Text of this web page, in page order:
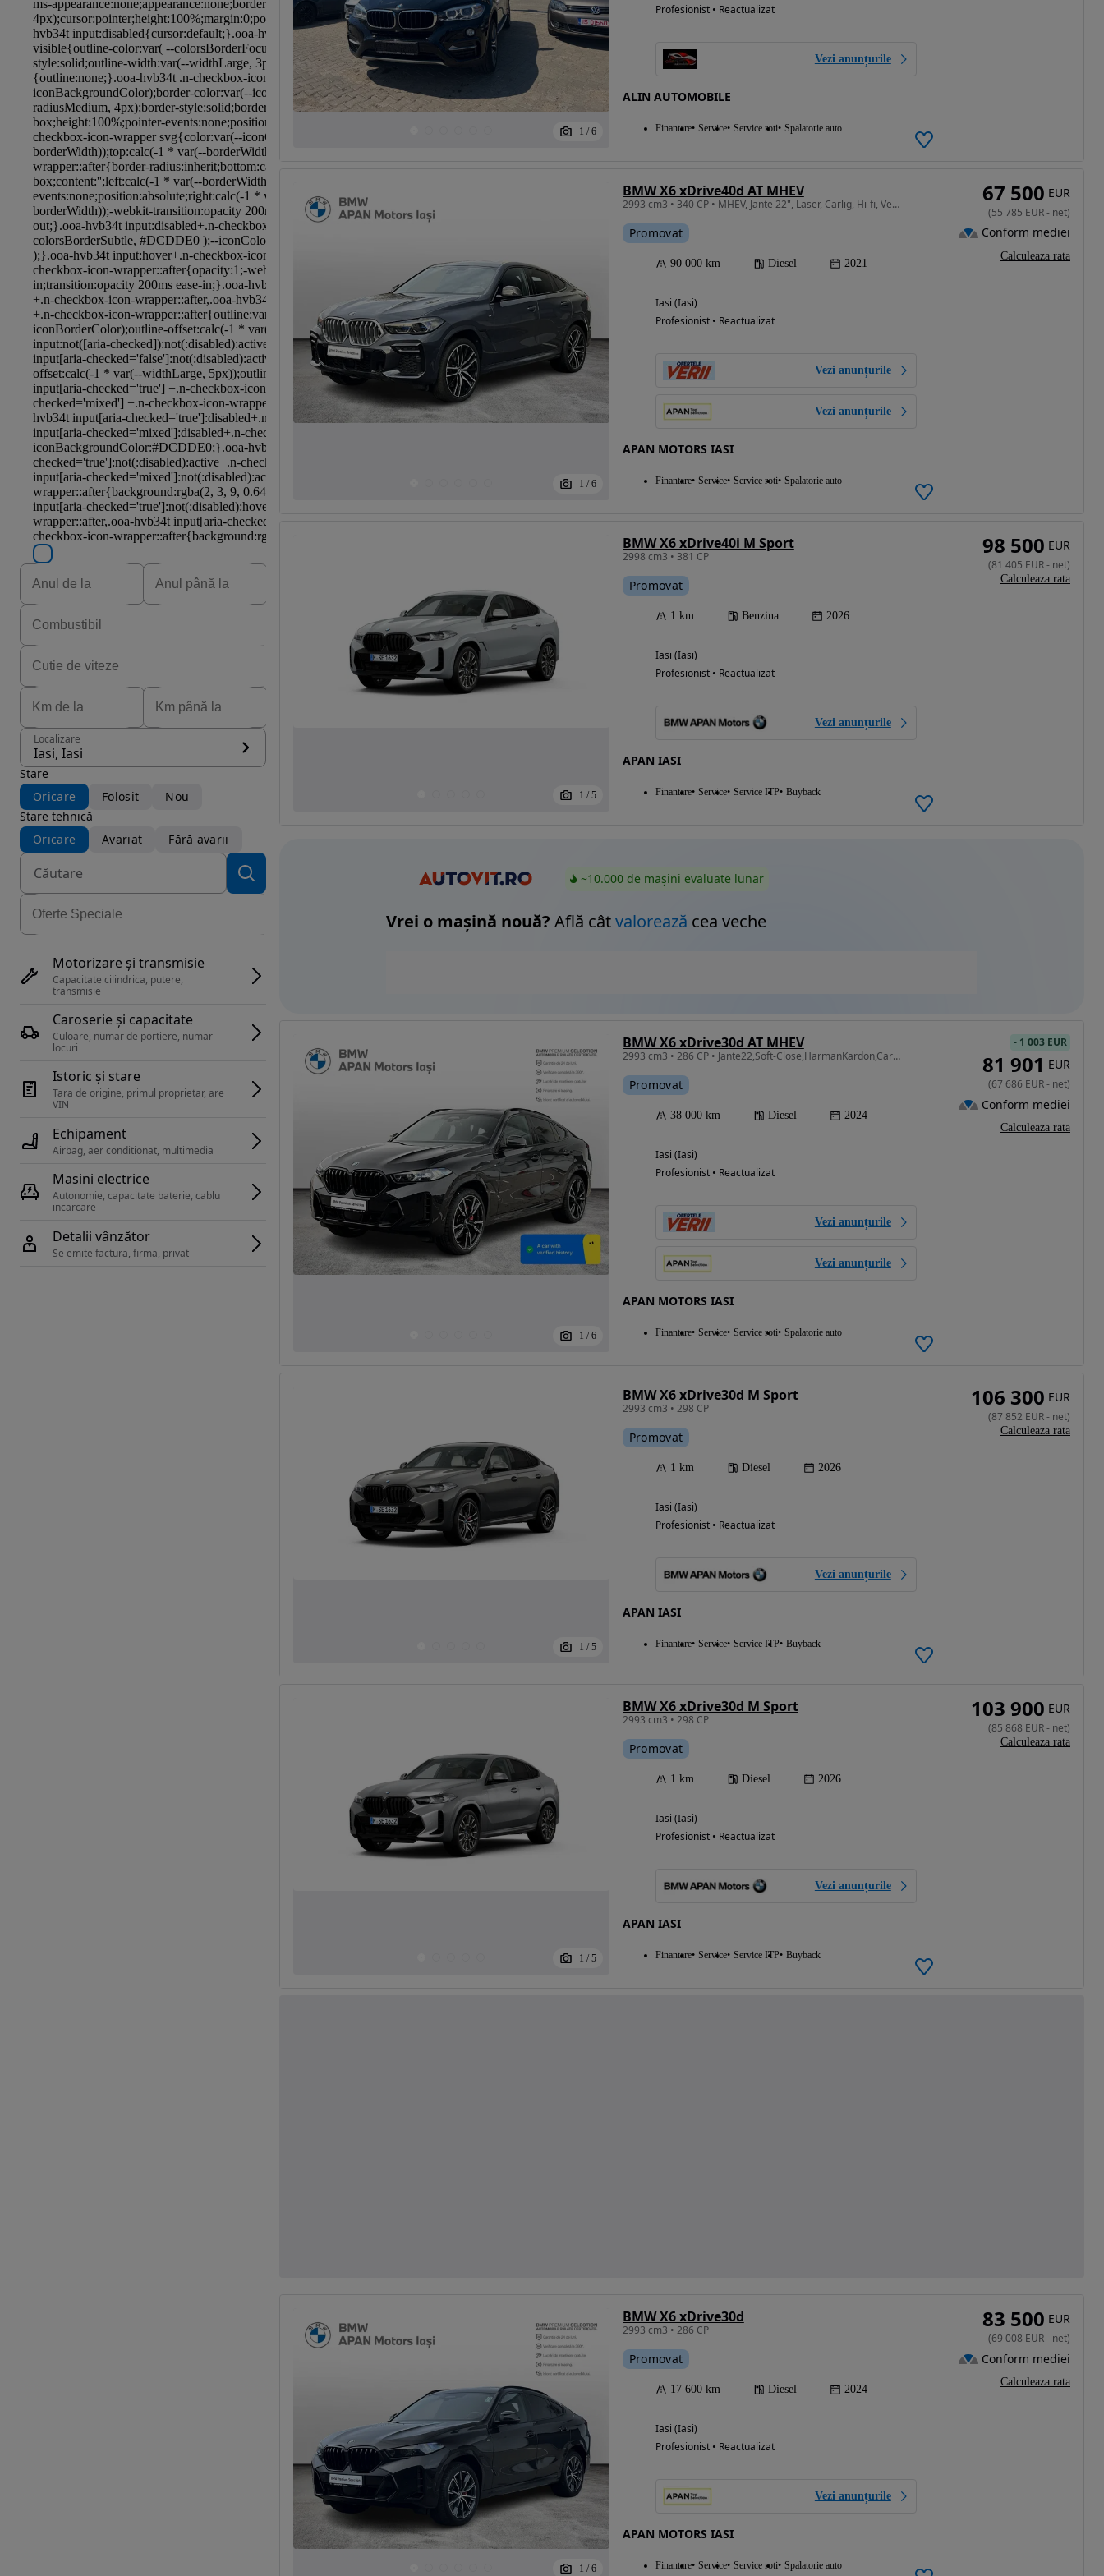
Localizare
Iasi, Iasi
Stare
Oricare
Folosit
Nou
Stare tehnică
Oricare
Avariat Fără avarii
Motorizare și transmisie
Capacitate cilindrica, putere,
transmisie
Caroserie și capacitate
Culoare, numar de portiere, numar
locuri
Istoric și stare
Tara de origine, primul proprietar, are
Echipament
Airbag, aer conditionat, multimedia
Masini electrice
Autonomie, capacitate baterie, cablu
Detalii vânzător
Se emite factura, firma, privat
1 / 6
Profesionist • Reactualizat
Vezi anunțurile
ALIN AUTOMOBILE
Finantare Service Service roti Spalatorie auto
1 / 6
BMW X6 xDrive40d AT MHEV
2993 cm3 • 340 CP • MHEV, Jante 22", Laser, Carlig, Hi-fi, Ventilatie, incalzire auxiliara
Promovat
90 000 km Diesel 2021
Iasi (Iasi)
Profesionist • Reactualizat
Vezi anunțurile
Vezi anunțurile
APAN MOTORS IASI
Finantare Service Service roti Spalatorie auto
67 500 EUR
(55 785 EUR- net)
Conform mediei
Calculeaza rata
1 / 5
BMW X6 xDrive40i M Sport
2998 cm3 • 381 CP
Promovat
1 km Benzina 2026
Iasi (Iasi)
Profesionist • Reactualizat
Vezi anunțurile
APAN IASI
Finantare Service Service ITP Buyback
98 500 EUR
(81 405 EUR- net)
Calculeaza rata
~10.000 de mașini evaluate lunar
Vrei o mașină nouă? Află câtvalorează cea veche
1 / 6
BMW X6 xDrive30d AT MHEV
2993 cm3 • 286 CP • Jante22,Soft-Close,HarmanKardon,Carlig,Panorama,Camere360,IncalzireAux
Promovat
38 000 km Diesel 2024
Iasi (Iasi)
Profesionist • Reactualizat
Vezi anunțurile
Vezi anunțurile
APAN MOTORS IASI
Finantare Service Service roti Spalatorie auto
- 1 003 EUR
81 901 EUR
(67 686 EUR- net)
Conform mediei
Calculeaza rata
1 / 5
BMW X6 xDrive30d M Sport
2993 cm3 • 298 CP
Promovat
1 km Diesel 2026
Iasi (Iasi)
Profesionist • Reactualizat
Vezi anunțurile
APAN IASI
Finantare Service Service ITP Buyback
106 300 EUR
(87 852 EUR- net)
Calculeaza rata
1 / 5
BMW X6 xDrive30d M Sport
2993 cm3 • 298 CP
Promovat
1 km Diesel 2026
Iasi (Iasi)
Profesionist • Reactualizat
Vezi anunțurile
APAN IASI
Finantare Service Service ITP Buyback
103 900 EUR
(85 868 EUR- net)
Calculeaza rata
1 / 6
BMW X6 xDrive30d
2993 cm3 • 286 CP
Promovat
17 600 km Diesel 2024
Iasi (Iasi)
Profesionist • Reactualizat
Vezi anunțurile
APAN MOTORS IASI
Finantare Service Service roti Spalatorie auto
83 500 EUR
(69 008 EUR- net)
Conform mediei
Calculeaza rata